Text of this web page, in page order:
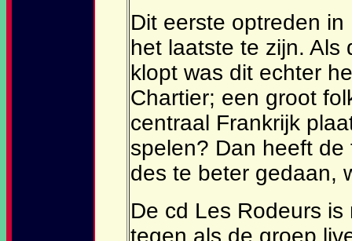
Dit eerste optreden
het laatste te zijn. Als
klopt was dit echter
Chartier; een groot
centraal Frankrijk
spelen? Dan heeft
des te beter gedaan,
De cd Les Rodeurs
tegen als de groep